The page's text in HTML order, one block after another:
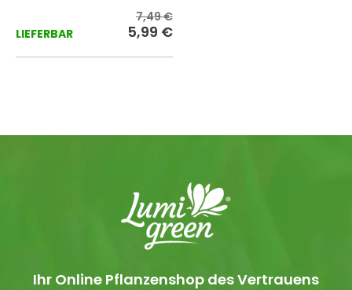
LIEFERBAR
7,49 €
5,99 €
Ihr Online Pflanzenshop des Vertrauens